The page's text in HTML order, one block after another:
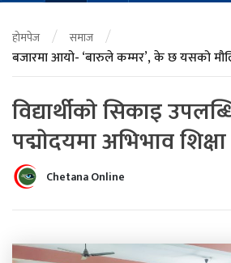
होमपेज / समाज /
बजारमा आयो- ‘बारुले कम्मर’, के छ यसको
विद्यार्थीकाे सिकाइ
पद्माेदयमा अभिभाव
Chetana Online